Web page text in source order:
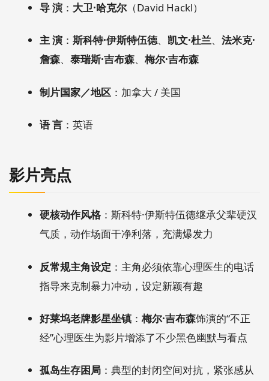
导 演 ： 大卫·哈克尔 （David Hackl）
主 演 ： 斯科特·伊斯特伍德、 凯文·杜兰、 法米克·
詹森、 泰瑞斯·吉布森、 梅尔·吉布森
制片国家／地区 ：加拿大 / 美国
语 言 ：英语
影片亮点
硬核动作风格 ：斯科特·伊斯特伍德继承父辈硬汉
气质，动作场面干净利落，充满爆发力
反常规主角设定 ：主角必须依靠心理医生的电话
指导来克制暴力冲动，设定新颖有趣
好莱坞老牌影星坐镇 ： 梅尔·吉布森饰演的“不正
经”心理医生为影片增添了不少黑色幽默与看点
孤岛生存困局 ：典型的封闭空间对抗，紧张感从